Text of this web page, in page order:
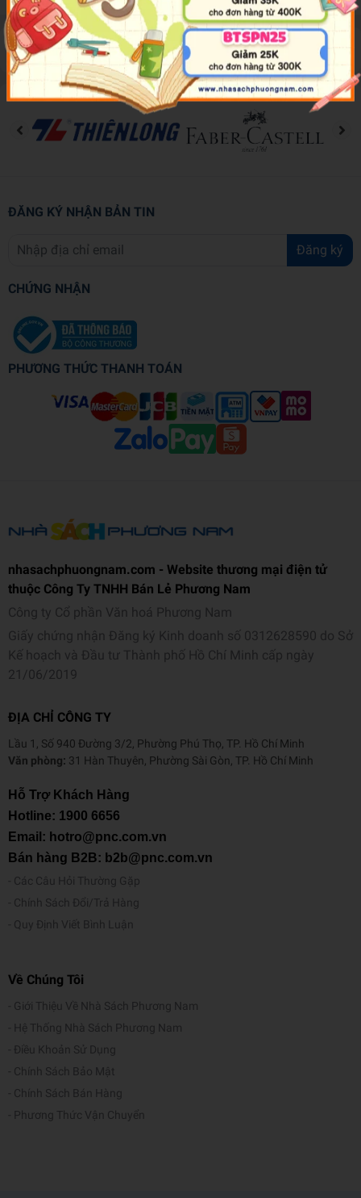
Đánh giá sản phẩm
ĐĂNG KÝ NHẬN BẢN TIN
Đăng ký
CHỨNG NHẬN
PHƯƠNG THỨC THANH TOÁN
nhasachphuongnam.com - Website thương mại điện tử
thuộc Công Ty TNHH Bán Lẻ Phương Nam
Công ty Cổ phần Văn hoá Phương Nam
Giấy chứng nhận Đăng ký Kinh doanh số 0312628590 do Sở
Kế hoạch và Đầu tư Thành phố Hồ Chí Minh cấp ngày
21/06/2019
ĐỊA CHỈ CÔNG TY
Lầu 1, Số 940 Đường 3/2, Phường Phú Thọ, TP. Hồ Chí Minh
Văn phòng: 31 Hàn Thuyên, Phường Sài Gòn, TP. Hồ Chí Minh
Hỗ Trợ Khách Hàng
Hotline: 1900 6656
Email: hotro@pnc.com.vn
Bán hàng B2B: b2b@pnc.com.vn
Các Câu Hỏi Thường Gặp
Chính Sách Đổi/Trả Hàng
Quy Định Viết Bình Luận
Về Chúng Tôi
Giới Thiệu Về Nhà Sách Phương Nam
Hệ Thống Nhà Sách Phương Nam
Điều Khoản Sử Dụng
Chính Sách Bảo Mật
Chính Sách Bán Hàng
Phương Thức Vận Chuyển